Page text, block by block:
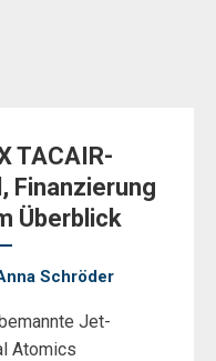
TACAIR-
Finanzierung
Überblick
Schröder
Jet-
Atomics